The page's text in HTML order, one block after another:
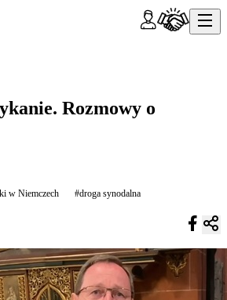
Rozmowy o
w Niemczech #droga synodalna